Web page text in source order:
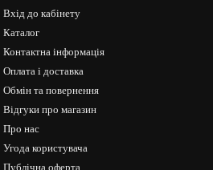
Вхід до кабінету
Каталог
Контактна інформація
Оплата і доставка
Обмін та повернення
Відгуки про магазин
Про нас
Угода користувача
Публічна оферта